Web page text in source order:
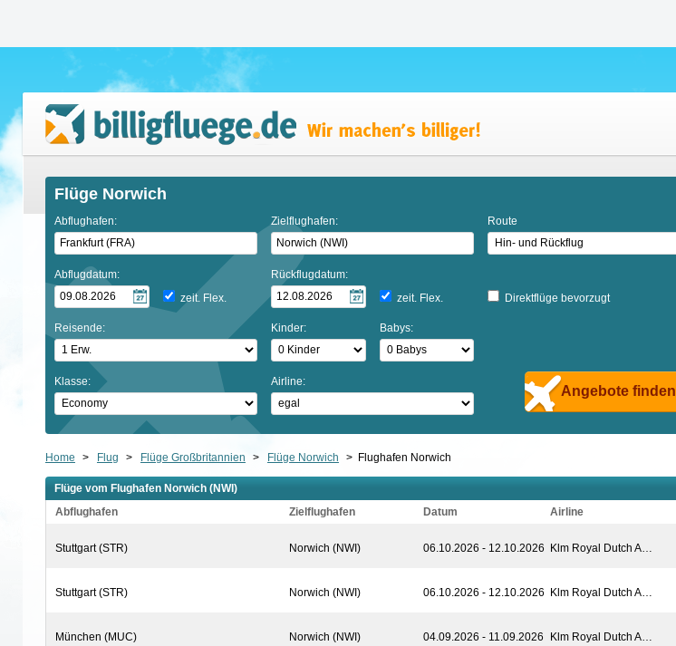
Flüge Norwich
Abflughafen: Zielflughafen: Route
Abflugdatum:
zeit. Flex.
Rückflugdatum:
zeit. Flex.
Direktflüge bevorzugt
Reisende: Kinder: Babys:
Klasse: Airline:
Angebote finden
Home > Flug > Flüge Großbritannien > Flüge Norwich > Flughafen Norwich
Flüge vom Flughafen Norwich (NWI)
Abflughafen
Zielflughafen Datum Airline
Stuttgart (STR) Norwich (NWI) 06.10.2026 - 12.10.2026 Klm Royal Dutch A…
Stuttgart (STR) Norwich (NWI) 06.10.2026 - 12.10.2026 Klm Royal Dutch A…
München (MUC) Norwich (NWI) 04.09.2026 - 11.09.2026 Klm Royal Dutch A…